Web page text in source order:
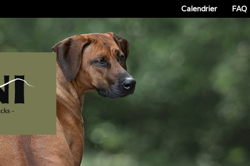
Calendrier FAQ